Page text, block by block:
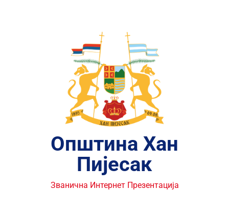
Општина Хан
Пијесак
Званична Интернет Презентација